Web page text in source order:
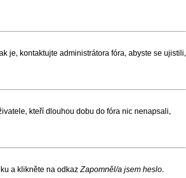
je, kontaktujte administrátora fóra, abyste se ujistili,
kteří dlouhou dobu do fóra nic nenapsali,
a klikněte na odkaz Zapomněl/a jsem heslo.